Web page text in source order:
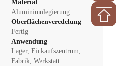
Material
Aluminiumlegierung
Oberflächenveredelung
Fertig
Anwendung
Lager, Einkaufszentrum,
Fabrik, Werkstatt